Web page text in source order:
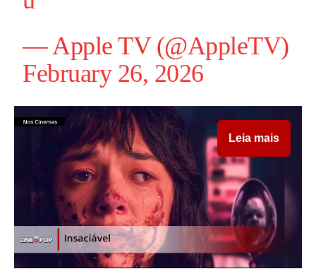
— Apple TV (@AppleTV)
February 26, 2026
Leia mais